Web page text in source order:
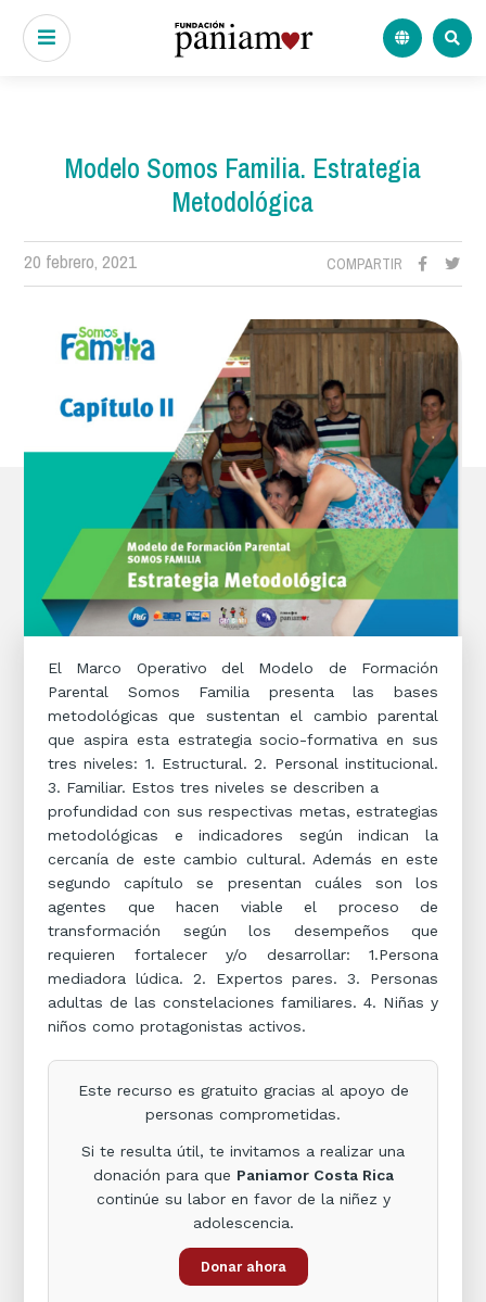
Modelo Somos Familia. Estrategia
Metodológica
20 febrero, 2021 COMPARTIR
El Marco Operativo del Modelo de Formación
Parental Somos Familia presenta las bases
metodológicas que sustentan el cambio parental
que aspira esta estrategia socio-formativa en sus
tres niveles: 1. Estructural. 2. Personal institucional.
3. Familiar. Estos tres niveles se describen a
profundidad con sus respectivas metas, estrategias
metodológicas e indicadores según indican la
cercanía de este cambio cultural. Además en este
segundo capítulo se presentan cuáles son los
agentes que hacen viable el proceso de
transformación según los desempeños que
requieren fortalecer y/o desarrollar: 1.Persona
mediadora lúdica. 2. Expertos pares. 3. Personas
adultas de las constelaciones familiares. 4. Niñas y
niños como protagonistas activos.
Este recurso es gratuito gracias al apoyo de
personas comprometidas.
Si te resulta útil, te invitamos a realizar una
donación para que Paniamor Costa Rica
continúe su labor en favor de la niñez y
adolescencia.
Donar ahora